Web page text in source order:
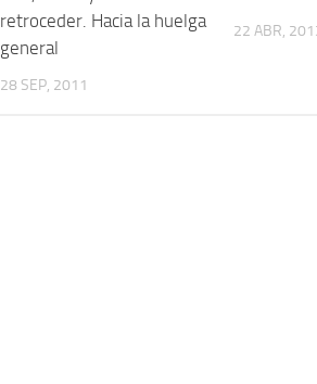
retroceder. Hacia la huelga
general
28 SEP, 2011
22 ABR,